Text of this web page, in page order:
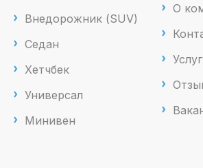
Внедорожник (SUV)
Седан
Хетчбек
Универсал
Минивен
О